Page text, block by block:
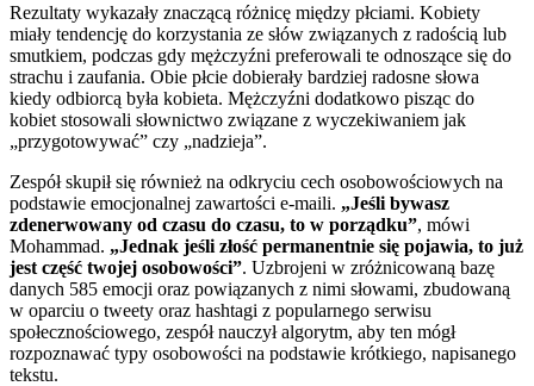
Rezultaty wykazały znaczącą różnicę między płciami. Kobiety
miały tendencję do korzystania ze słów związanych z radością lub
smutkiem, podczas gdy mężczyźni preferowali te odnoszące się do
strachu i zaufania. Obie płcie dobierały bardziej radosne słowa
kiedy odbiorcą była kobieta. Mężczyźni dodatkowo pisząc do
kobiet stosowali słownictwo związane z wyczekiwaniem jak
„przygotowywać” czy „nadzieja”.
Zespół skupił się również na odkryciu cech osobowościowych na
podstawie emocjonalnej zawartości e-maili. „Jeśli bywasz
zdenerwowany od czasu do czasu, to w porządku”, mówi
Mohammad. „Jednak jeśli złość permanentnie się pojawia, to już
jest część twojej osobowości”. Uzbrojeni w zróżnicowaną bazę
danych 585 emocji oraz powiązanych z nimi słowami, zbudowaną
w oparciu o tweety oraz hashtagi z popularnego serwisu
społecznościowego, zespół nauczył algorytm, aby ten mógł
rozpoznawać typy osobowości na podstawie krótkiego, napisanego
tekstu.